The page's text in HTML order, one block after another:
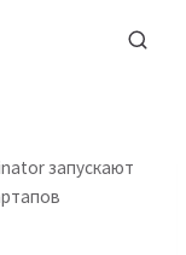
запускают